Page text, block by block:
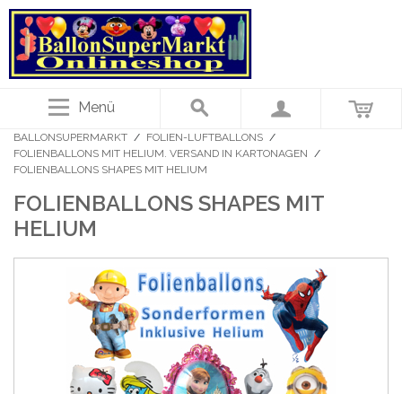
Menü
BALLONSUPERMARKT / FOLIEN-LUFTBALLONS /
FOLIENBALLONS MIT HELIUM. VERSAND IN KARTONAGEN /
FOLIENBALLONS SHAPES MIT HELIUM
FOLIENBALLONS SHAPES MIT
HELIUM